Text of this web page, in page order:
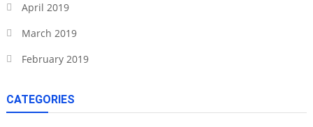
April 2019
March 2019
February 2019
CATEGORIES